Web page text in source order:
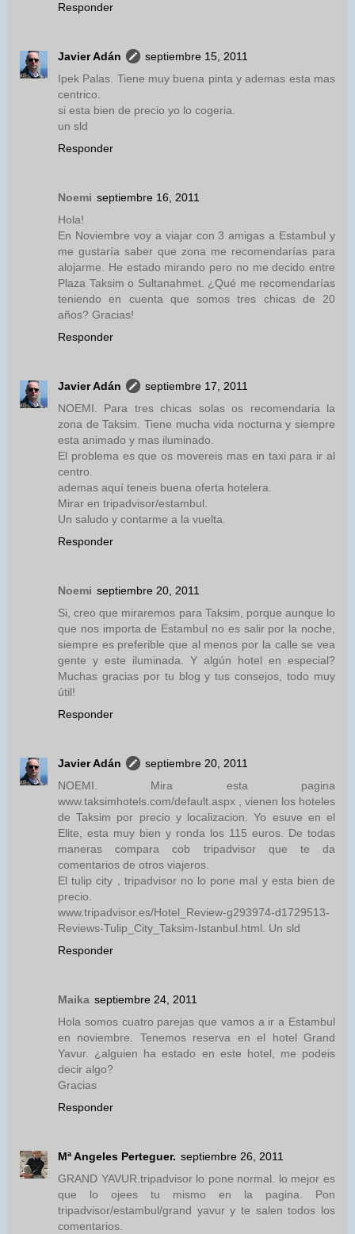
Responder
Javier Adán
septiembre 15, 2011
Ipek Palas. Tiene muy buena pinta y ademas esta mas
centrico.
si esta bien de precio yo lo cogeria.
un sld
Responder
Noemi septiembre 16, 2011
Hola!
En Noviembre voy a viajar con 3 amigas a Estambul y
me gustaría saber que zona me recomendarías para
alojarme. He estado mirando pero no me decido entre
Plaza Taksim o Sultanahmet. ¿Qué me recomendarías
teniendo en cuenta que somos tres chicas de 20
años? Gracias!
Responder
Javier Adán
septiembre 17, 2011
NOEMI. Para tres chicas solas os recomendaria la
zona de Taksim. Tiene mucha vida nocturna y siempre
esta animado y mas iluminado.
El problema es que os movereis mas en taxi para ir al
centro.
ademas aquí teneis buena oferta hotelera.
Mirar en tripadvisor/estambul.
Un saludo y contarme a la vuelta.
Responder
Noemi septiembre 20, 2011
Si, creo que miraremos para Taksim, porque aunque lo
que nos importa de Estambul no es salir por la noche,
siempre es preferible que al menos por la calle se vea
gente y este iluminada. Y algún hotel en especial?
Muchas gracias por tu blog y tus consejos, todo muy
útil!
Responder
Javier Adán
septiembre 20, 2011
NOEMI. Mira esta pagina
www.taksimhotels.com/default.aspx , vienen los hoteles
de Taksim por precio y localizacion. Yo esuve en el
Elite, esta muy bien y ronda los 115 euros. De todas
maneras compara cob tripadvisor que te da
comentarios de otros viajeros.
El tulip city , tripadvisor no lo pone mal y esta bien de
precio.
www.tripadvisor.es/Hotel_Review-g293974-d1729513-
Reviews-Tulip_City_Taksim-Istanbul.html. Un sld
Responder
Maika septiembre 24, 2011
Hola somos cuatro parejas que vamos a ir a Estambul
en noviembre. Tenemos reserva en el hotel Grand
Yavur. ¿alguien ha estado en este hotel, me podeis
decir algo?
Gracias
Responder
Mª Angeles Perteguer. septiembre 26, 2011
GRAND YAVUR.tripadvisor lo pone normal. lo mejor es
que lo ojees tu mismo en la pagina. Pon
tripadvisor/estambul/grand yavur y te salen todos los
comentarios.